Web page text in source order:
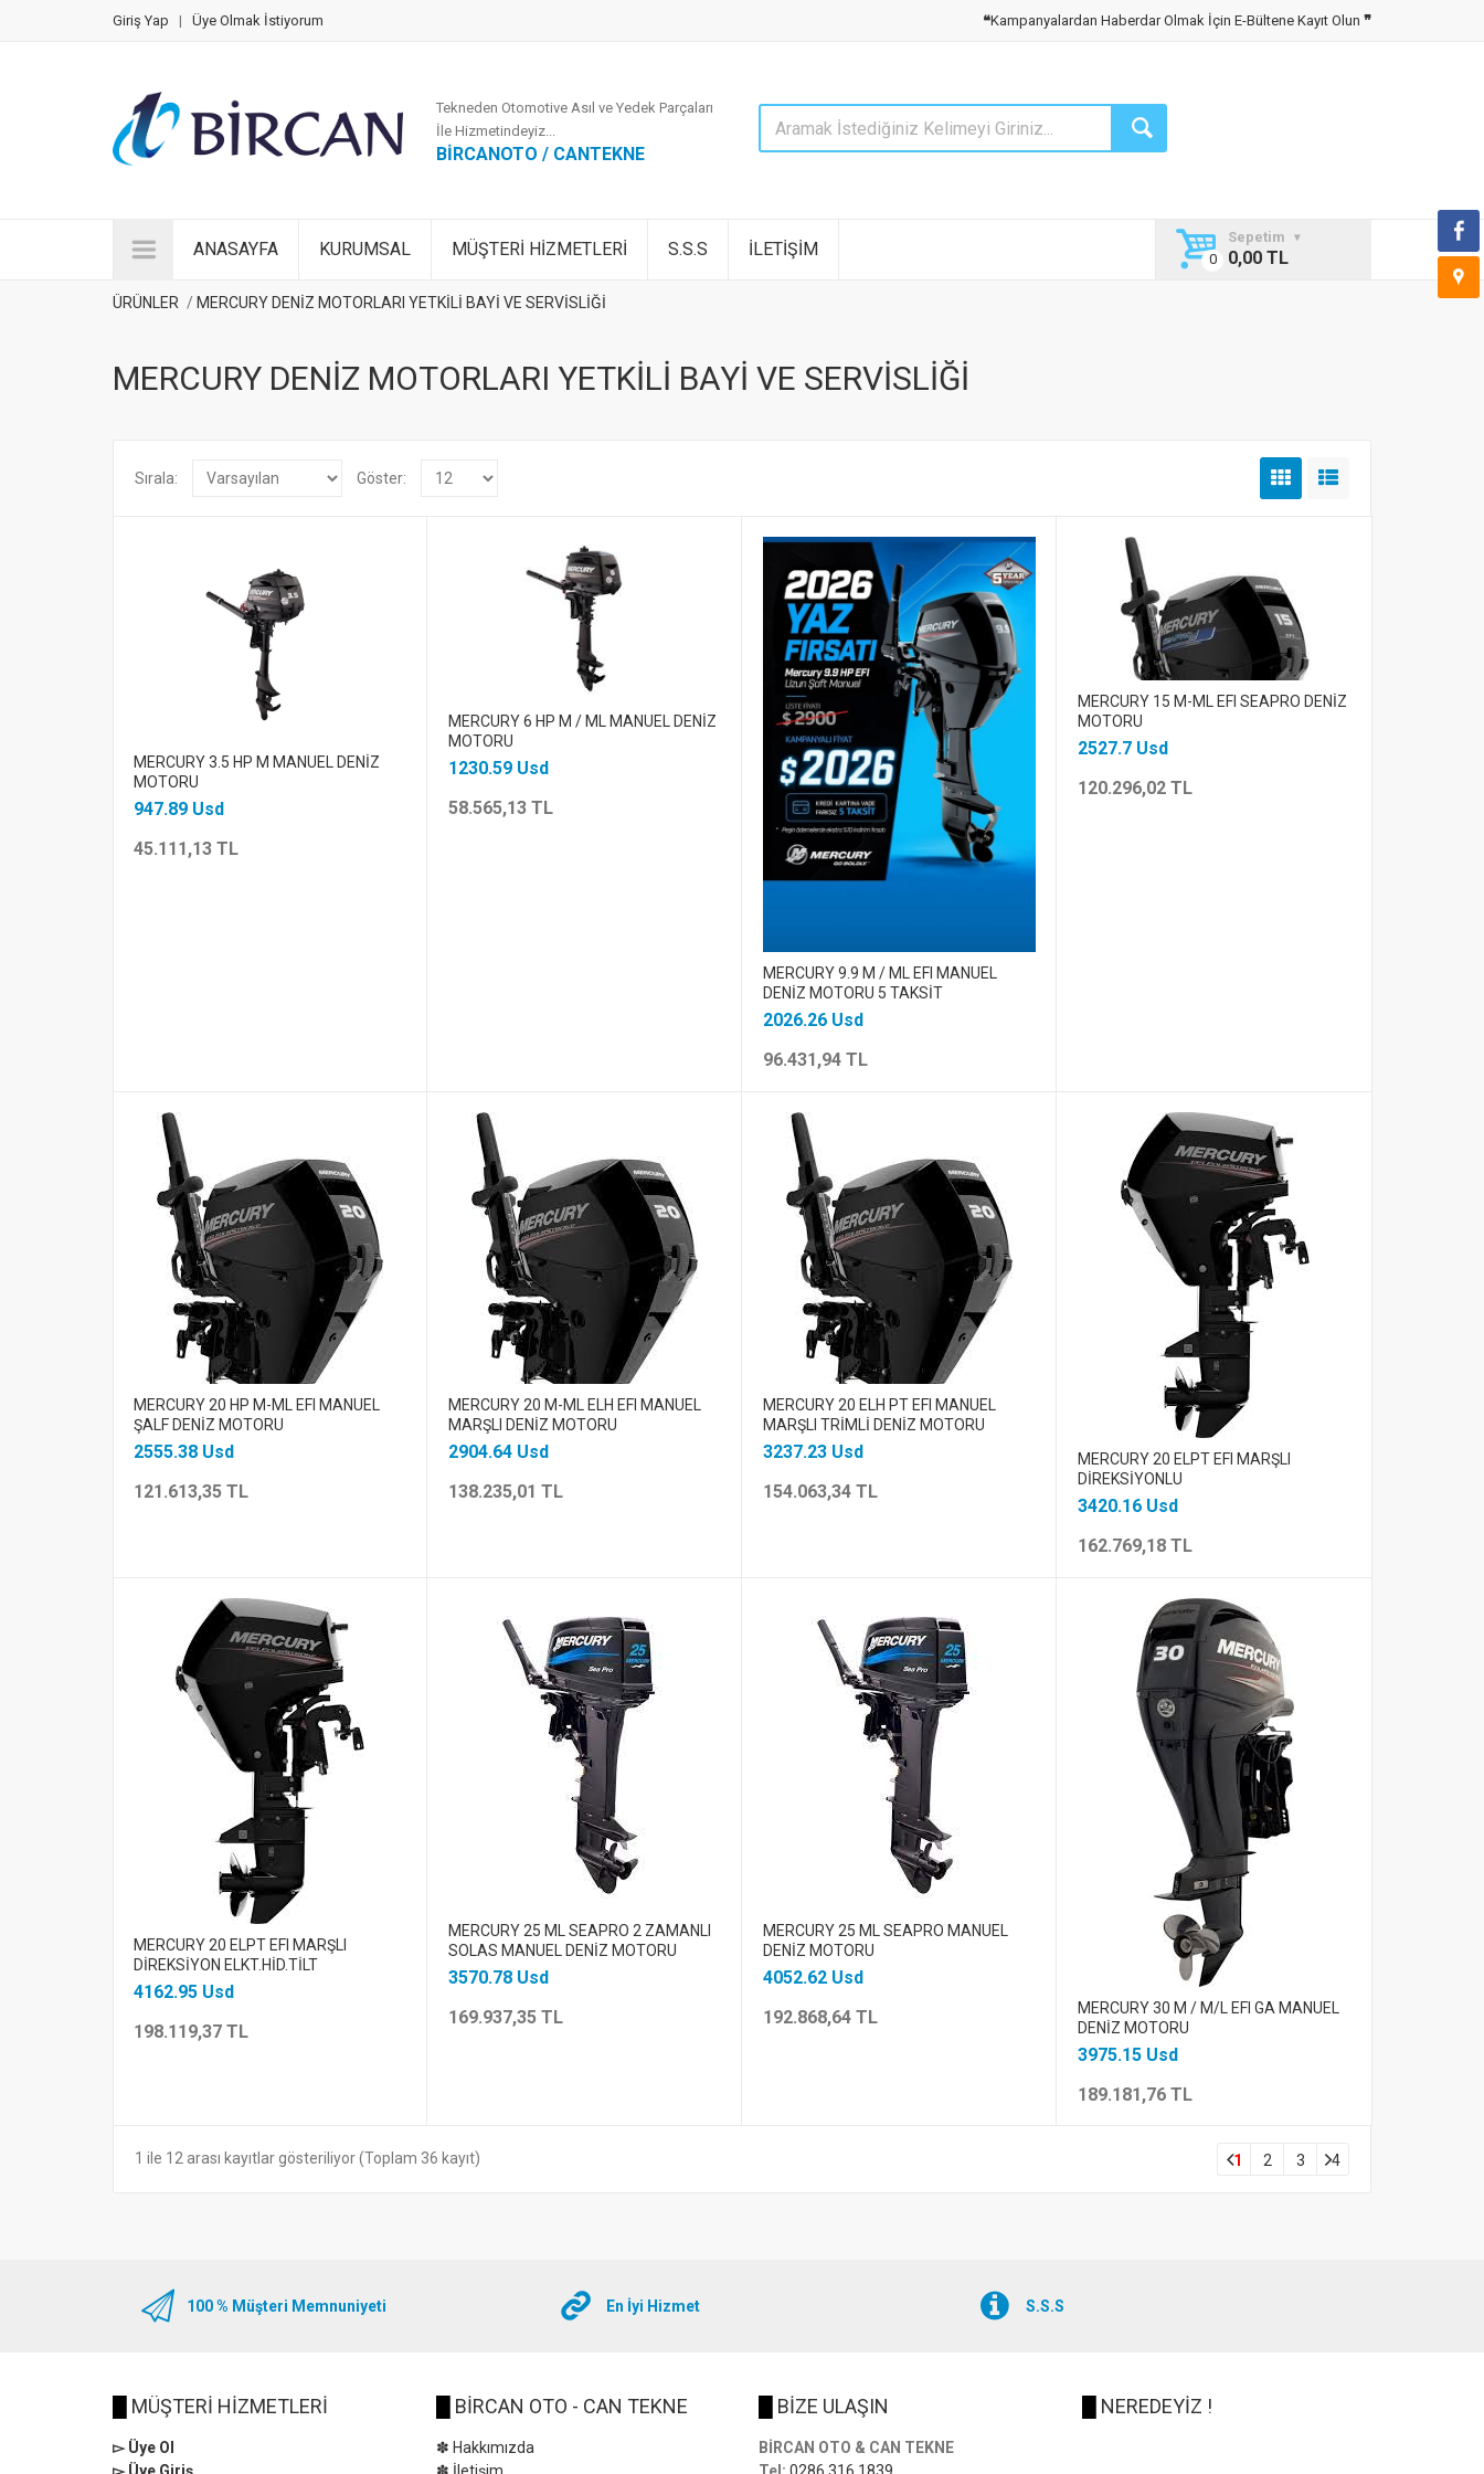
Giriş Yap | Üye Olmak İstiyorum ❝Kampanyalardan Haberdar Olmak İçin E-Bültene Kayıt Olun ❞
Tekneden Otomotive Asıl ve Yedek Parçaları
İle Hizmetindeyiz...
BİRCANOTO / CANTEKNE
ANASAYFA KURUMSAL MÜŞTERİ HİZMETLERİ S.S.S İLETİŞİM
Sepetim
0,00 TL
ÜRÜNLER MERCURY DENİZ MOTORLARI YETKİLİ BAYİ VE SERVİSLİĞİ
MERCURY DENİZ MOTORLARI YETKİLİ BAYİ VE SERVİSLİĞİ
Sırala: Göster:
MERCURY 3.5 HP M MANUEL DENİZ
MOTORU
947.89 Usd
45.111,13 TL
MERCURY 6 HP M / ML MANUEL DENİZ
MOTORU
1230.59 Usd
58.565,13 TL
MERCURY 9.9 M / ML EFI MANUEL
DENİZ MOTORU 5 TAKSİT
2026.26 Usd
96.431,94 TL
MERCURY 15 M-ML EFI SEAPRO DENİZ
MOTORU
2527.7 Usd
120.296,02 TL
MERCURY 20 HP M-ML EFI MANUEL
ŞALF DENİZ MOTORU
2555.38 Usd
121.613,35 TL
MERCURY 20 M-ML ELH EFI MANUEL
MARŞLI DENİZ MOTORU
2904.64 Usd
138.235,01 TL
MERCURY 20 ELH PT EFI MANUEL
MARŞLI TRİMLİ DENİZ MOTORU
3237.23 Usd
154.063,34 TL
MERCURY 20 ELPT EFI MARŞLI
DİREKSİYONLU
3420.16 Usd
162.769,18 TL
MERCURY 20 ELPT EFI MARŞLI
DİREKSİYON ELKT.HİD.TİLT
4162.95 Usd
198.119,37 TL
MERCURY 25 ML SEAPRO 2 ZAMANLI
SOLAS MANUEL DENİZ MOTORU
3570.78 Usd
169.937,35 TL
MERCURY 25 ML SEAPRO MANUEL
DENİZ MOTORU
4052.62 Usd
192.868,64 TL
MERCURY 30 M / M/L EFI GA MANUEL
DENİZ MOTORU
3975.15 Usd
189.181,76 TL
1 ile 12 arası kayıtlar gösteriliyor (Toplam 36 kayıt) 1 2 3 4
100 % Müşteri Memnuniyeti En İyi Hizmet S.S.S
MÜŞTERİ HİZMETLERİ
▻ Üye Ol
BİRCAN OTO - CAN TEKNE
✽ Hakkımızda
BİZE ULAŞIN
BİRCAN OTO & CAN TEKNE
NEREDEYİZ !